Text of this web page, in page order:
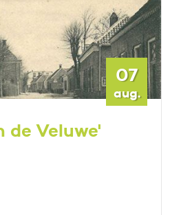
07
aug.
de Veluwe'